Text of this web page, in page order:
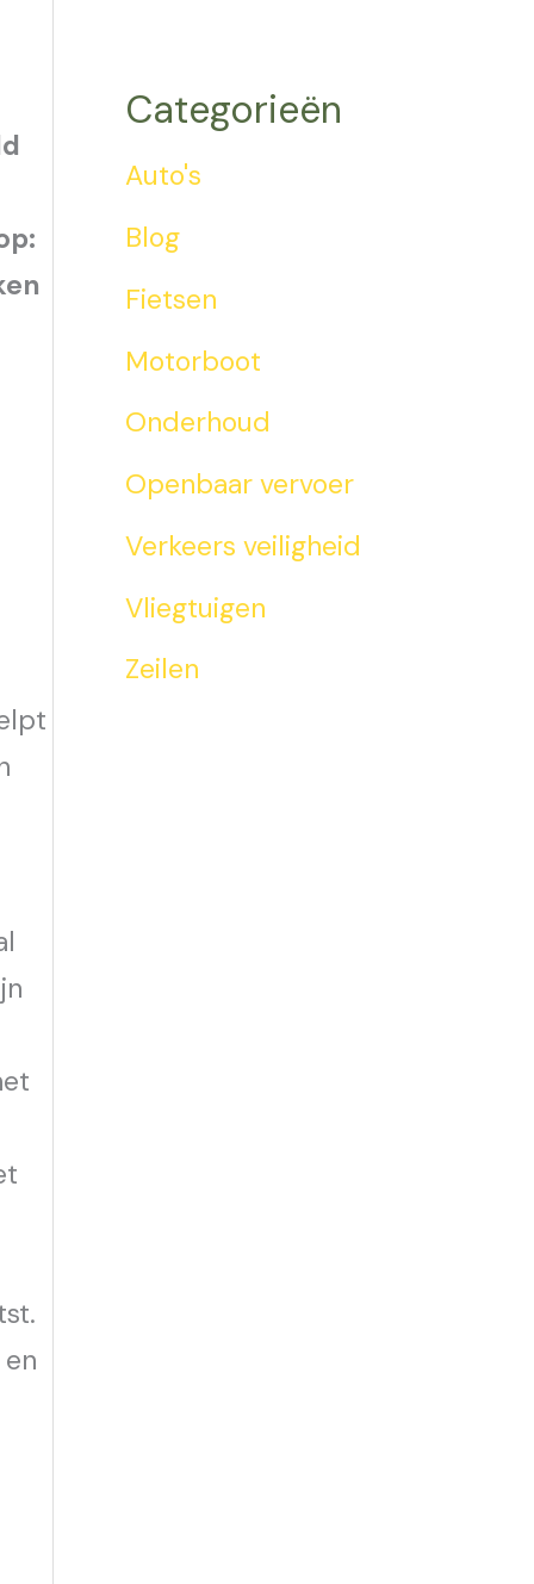
Categorieën
Auto's
Blog
Fietsen
Motorboot
Onderhoud
Openbaar vervoer
Verkeers veiligheid
Vliegtuigen
Zeilen